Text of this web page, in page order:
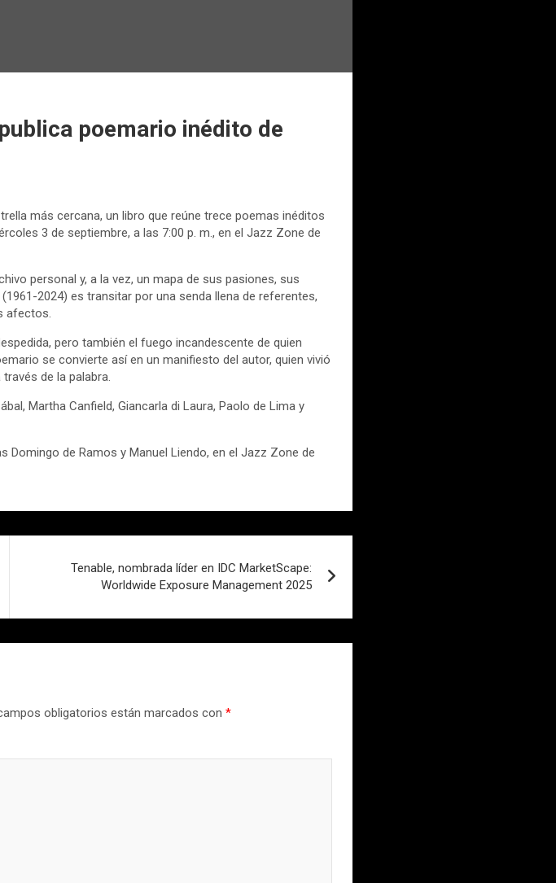
poemario inédito de
más cercana, un libro que reúne trece poemas inéditos
3 de septiembre, a las 7:00 p. m., en el Jazz Zone de
personal y, a la vez, un mapa de sus pasiones, sus
2024) es transitar por una senda llena de referentes,
afectos.
pero también el fuego incandescente de quien
se convierte así en un manifiesto del autor, quien vivió
de la palabra.
Martha Canfield, Giancarla di Laura, Paolo de Lima y
de Ramos y Manuel Liendo, en el Jazz Zone de
Tenable, nombrada líder en IDC MarketScape:
Worldwide Exposure Management 2025
obligatorios están marcados con*